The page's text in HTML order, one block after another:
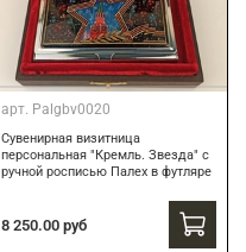
арт. Palgbv0020
Сувенирная визитница
персональная "Кремль. Звезда" с
ручной росписью Палех в футляре
8 250.00 руб